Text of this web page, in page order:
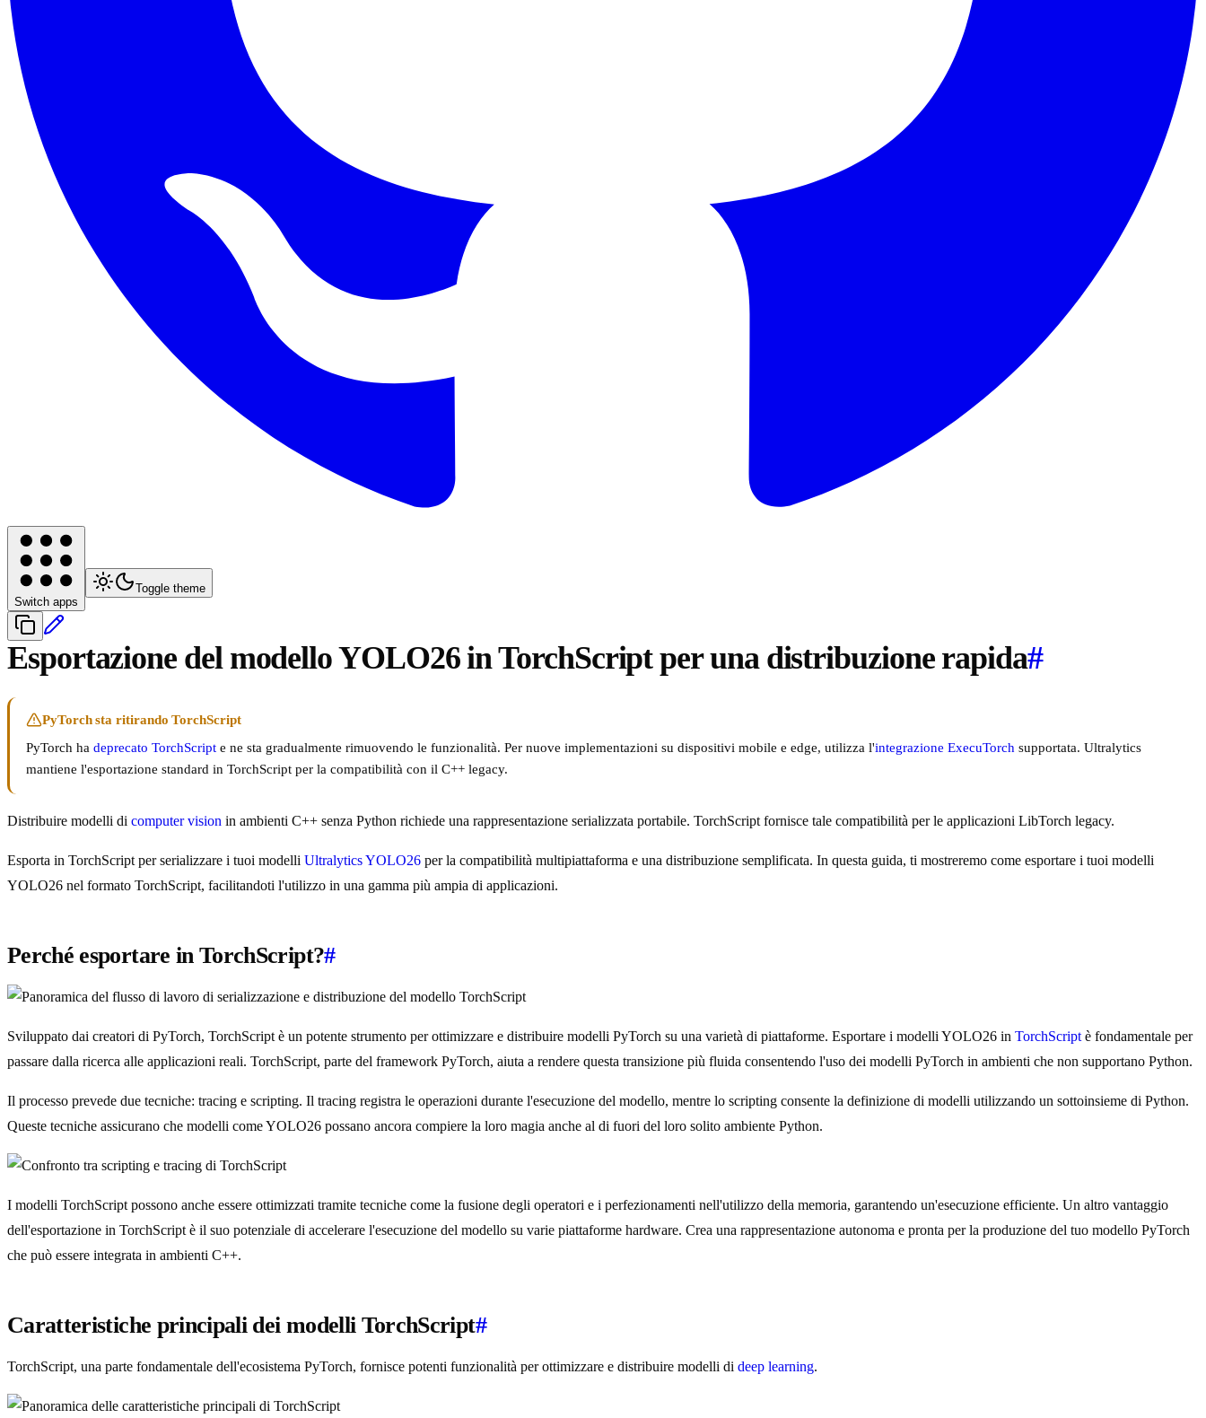
Switch apps
Toggle theme
Esportazione del modello YOLO26 in TorchScript per una distribuzione rapida#
PyTorch sta ritirando TorchScript
PyTorch ha deprecato TorchScript e ne sta gradualmente rimuovendo le funzionalità. Per nuove implementazioni su dispositivi mobile e edge, utilizza l'integrazione ExecuTorch supportata. Ultralytics
mantiene l'esportazione standard in TorchScript per la compatibilità con il C++ legacy.
Distribuire modelli di computer vision in ambienti C++ senza Python richiede una rappresentazione serializzata portabile. TorchScript fornisce tale compatibilità per le applicazioni LibTorch legacy.
Esporta in TorchScript per serializzare i tuoi modelli Ultralytics YOLO26 per la compatibilità multipiattaforma e una distribuzione semplificata. In questa guida, ti mostreremo come esportare i tuoi modelli
YOLO26 nel formato TorchScript, facilitandoti l'utilizzo in una gamma più ampia di applicazioni.
Perché esportare in TorchScript?#
Sviluppato dai creatori di PyTorch, TorchScript è un potente strumento per ottimizzare e distribuire modelli PyTorch su una varietà di piattaforme. Esportare i modelli YOLO26 in TorchScript è fondamentale per
passare dalla ricerca alle applicazioni reali. TorchScript, parte del framework PyTorch, aiuta a rendere questa transizione più fluida consentendo l'uso dei modelli PyTorch in ambienti che non supportano Python.
Il processo prevede due tecniche: tracing e scripting. Il tracing registra le operazioni durante l'esecuzione del modello, mentre lo scripting consente la definizione di modelli utilizzando un sottoinsieme di Python.
Queste tecniche assicurano che modelli come YOLO26 possano ancora compiere la loro magia anche al di fuori del loro solito ambiente Python.
I modelli TorchScript possono anche essere ottimizzati tramite tecniche come la fusione degli operatori e i perfezionamenti nell'utilizzo della memoria, garantendo un'esecuzione efficiente. Un altro vantaggio
dell'esportazione in TorchScript è il suo potenziale di accelerare l'esecuzione del modello su varie piattaforme hardware. Crea una rappresentazione autonoma e pronta per la produzione del tuo modello PyTorch
che può essere integrata in ambienti C++.
Caratteristiche principali dei modelli TorchScript#
TorchScript, una parte fondamentale dell'ecosistema PyTorch, fornisce potenti funzionalità per ottimizzare e distribuire modelli di deep learning.